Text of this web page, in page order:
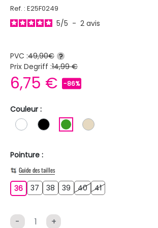
Ref. : E25F0249
5/5 - 2 avis
PVC :49,90€ ?
Prix Degriff :14,99 €
6,75 € -86%
Couleur :
BLANCNOIR VERT BEIGE
Pointure :
Guide des tailles
363637 3738 3839 3940404141
- +